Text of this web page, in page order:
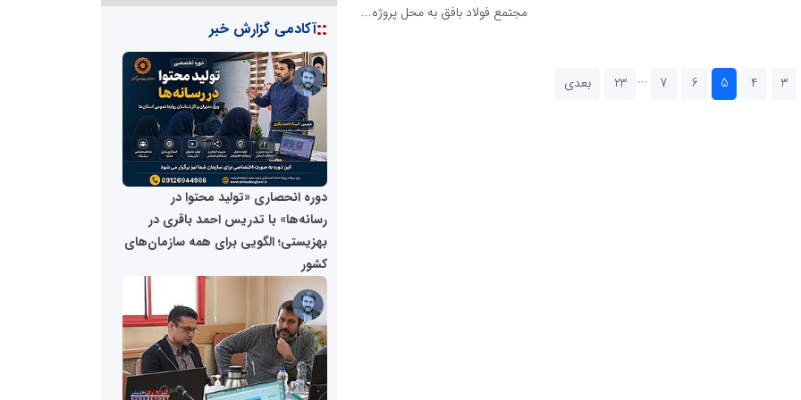
مجتمع فولاد بافق به محل پروژه...
3
4
5
6
7
...
23 بعدی
دانشگاه سئوی ایران
پایگاه اطلاع رسانی اعتلای نهادهای
مردمی
آهن و فولاد غدیر ایرانیان
تامین آهن اسفنجی تولیدکنندگان فولاد در
کشور
مریم حاج نوروز نظری
مسعودصادقی
::آکادمی گزارش خبر
دوره انحصاری «تولید محتوا در
رسانه‌ها» با تدریس احمد باقری در
بهزیستی؛ الگویی برای همه سازمان‌های
کشور